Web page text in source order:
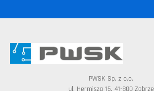
PWSK Sp. z o.o.
ul. Hermisza 15, 41-800 Zabrze